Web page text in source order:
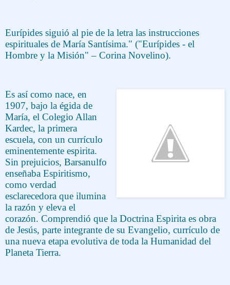
Eurípides siguió al pie de la letra las instrucciones
espirituales de María Santísima." ("Eurípides - el
Hombre y la Misión" – Corina Novelino).
Es así como nace, en
1907, bajo la égida de
María, el Colegio Allan
Kardec, la primera
escuela, con un currículo
eminentemente espirita.
Sin prejuicios, Barsanulfo
enseñaba Espiritismo,
como verdad
esclarecedora que ilumina
la razón y eleva el
corazón. Comprendió que la Doctrina Espirita es obra
de Jesús, parte integrante de su Evangelio, currículo de
una nueva etapa evolutiva de toda la Humanidad del
Planeta Tierra.